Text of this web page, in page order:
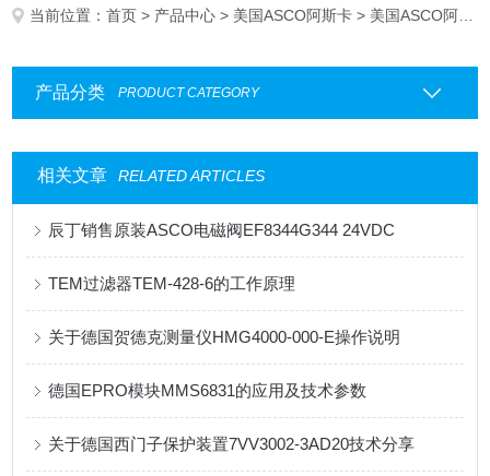
当前位置：首页 > 产品中心 > 美国ASCO阿斯卡 > 美国ASCO阿斯卡电磁阀
产品分类 PRODUCT CATEGORY
相关文章 RELATED ARTICLES
辰丁销售原装ASCO电磁阀EF8344G344 24VDC
TEM过滤器TEM-428-6的工作原理
关于德国贺德克测量仪HMG4000-000-E操作说明
德国EPRO模块MMS6831的应用及技术参数
关于德国西门子保护装置7VV3002-3AD20技术分享